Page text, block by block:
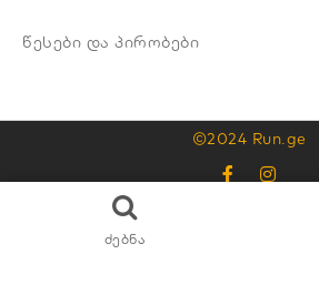
წესები და პირობები
©2024 Run.ge
ძებნა